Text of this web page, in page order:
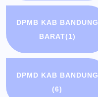
DPMB KAB BANDUNG
BARAT(1)
DPMD KAB BANDUNG
(6)